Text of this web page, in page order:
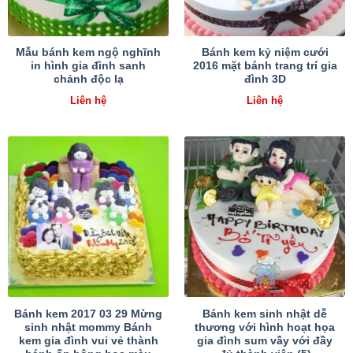
Mẫu bánh kem ngộ nghĩnh
in hình gia đình sanh
chảnh độc lạ
Liên hệ
Bánh kem kỷ niệm cưới
2016 mặt bánh trang trí gia
đình 3D
Liên hệ
Bánh kem 2017 03 29 Mừng
sinh nhật mommy Bánh
kem gia đình vui vẻ thành
Bánh kem sinh nhật dễ
thương với hình hoạt họa
gia đình sum vầy với đầy